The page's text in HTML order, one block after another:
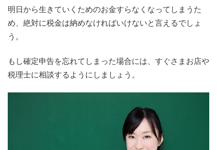
明日から生きていくためのお金すらなくなってしまうた
め、絶対に税金は納めなければいけないと言えるでしょ
う。
もし確定申告を忘れてしまった場合には、すぐさまお店や
税理士に相談するようにしましょう。